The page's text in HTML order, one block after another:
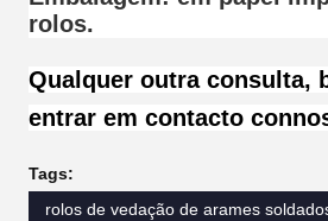
rolos.
Qualquer outra consulta,
entrar em contacto
Tags:
rolos de vedação de arames